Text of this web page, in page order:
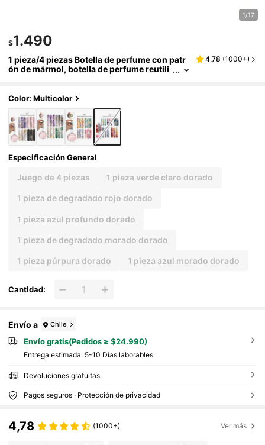
1/17
$1.490
1 pieza/4 piezas Botella de perfume con patr
ón de mármol, botella de perfume reutili
cío puro, múltiples colores para elegir, regal
os de cumpleaños para familiares y amigos,
regalos festivos, portátil para viajes 5 ml
4,78 (1000+)
Color: Multicolor
Especificación General
Juego de 4 piezas 1 pieza verde claro dorado
1 pieza de degradado rojo dorado
1 pieza azul profundo dorado
1 pieza de degradado morado dorado
1 pieza púrpura dorado 1 pieza azul morado dorado
Cantidad:
Envío a Chile
Envío gratis(Pedidos ≥ $24.990)
Entrega estimada: 5-10 Días laborables
Devoluciones gratuitas
Pagos seguros · Protección de privacidad
4,78 (1000+) Ver más